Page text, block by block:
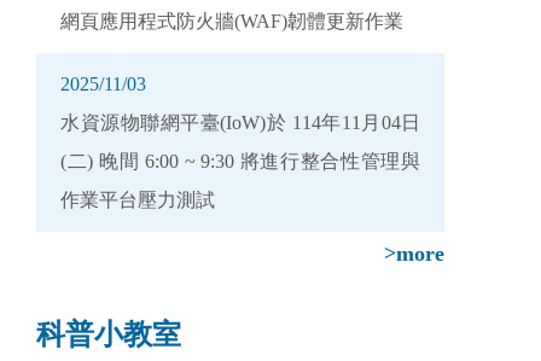
網頁應用程式防火牆(WAF)韌體更新作業
2025/11/03
水資源物聯網平臺(IoW)於 114年11月04日
(二) 晚間 6:00 ~ 9:30 將進行整合性管理與
作業平台壓力測試
>more
科普小教室